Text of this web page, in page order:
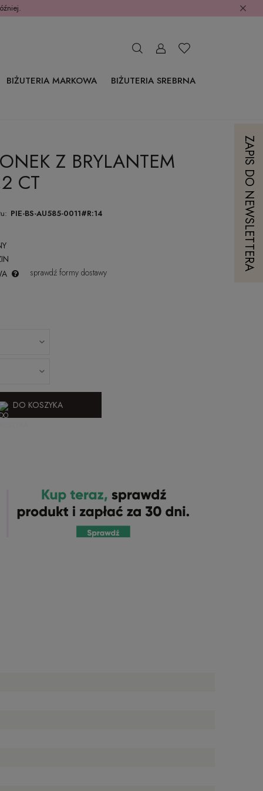
BIŻUTERIA MARKOWA
BIŻUTERIA SREBRNA
Z BRYLANTEM
CT
PIE-BS-AU585-0011#R:14
sprawdź formy dostawy
DO KOSZYKA
ZAPIS DO NEWSLETTERA